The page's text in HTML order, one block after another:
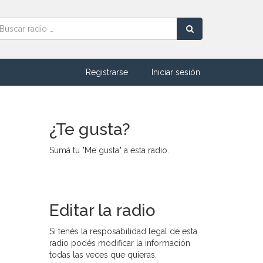
Registrarse Iniciar sesión
¿Te gusta?
Sumá tu "Me gusta" a esta radio.
Editar la radio
Si tenés la resposabilidad legal de esta
radio podés modificar la información
todas las veces que quieras.